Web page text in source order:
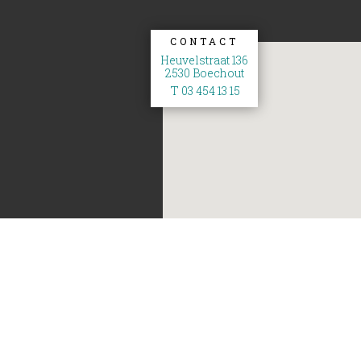
CONTACT
Heuvelstraat 136
2530 Boechout
T 03 454 13 15